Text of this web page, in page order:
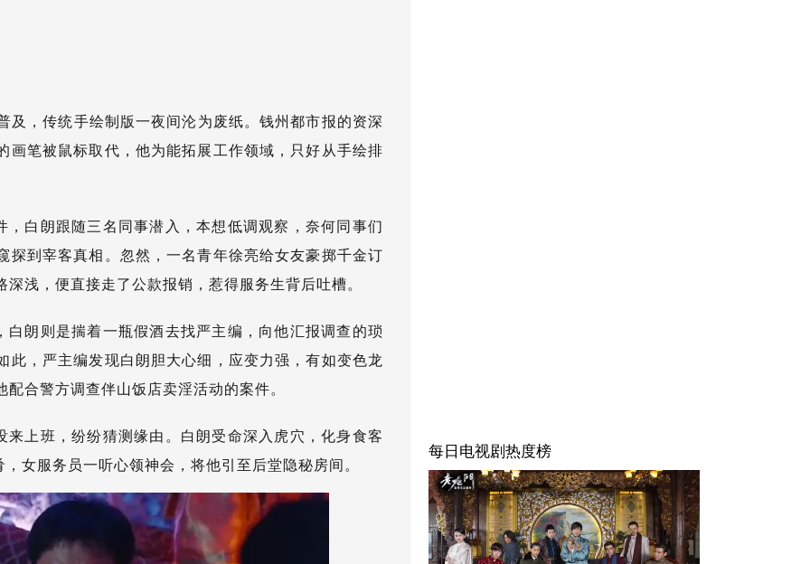
及，传统手绘制版一夜间沦为废纸。钱州都市报的资深
画笔被鼠标取代，他为能拓展工作领域，只好从手绘排
白朗跟随三名同事潜入，本想低调观察，奈何同事们
探到宰客真相。忽然，一名青年徐亮给女友豪掷千金订
浅，便直接走了公款报销，惹得服务生背后吐槽。
朗则是揣着一瓶假酒去找严主编，向他汇报调查的琐
此，严主编发现白朗胆大心细，应变力强，有如变色龙
合警方调查伴山饭店卖淫活动的案件。
上班，纷纷猜测缘由。白朗受命深入虎穴，化身食客
女服务员一听心领神会，将他引至后堂隐秘房间。
每日电视剧热度榜